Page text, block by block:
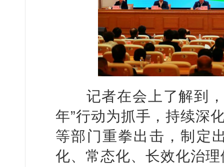
记者在会上了解到，
年”行动为抓手，持续深
等部门重拳出击，制定
化、常态化、长效化治